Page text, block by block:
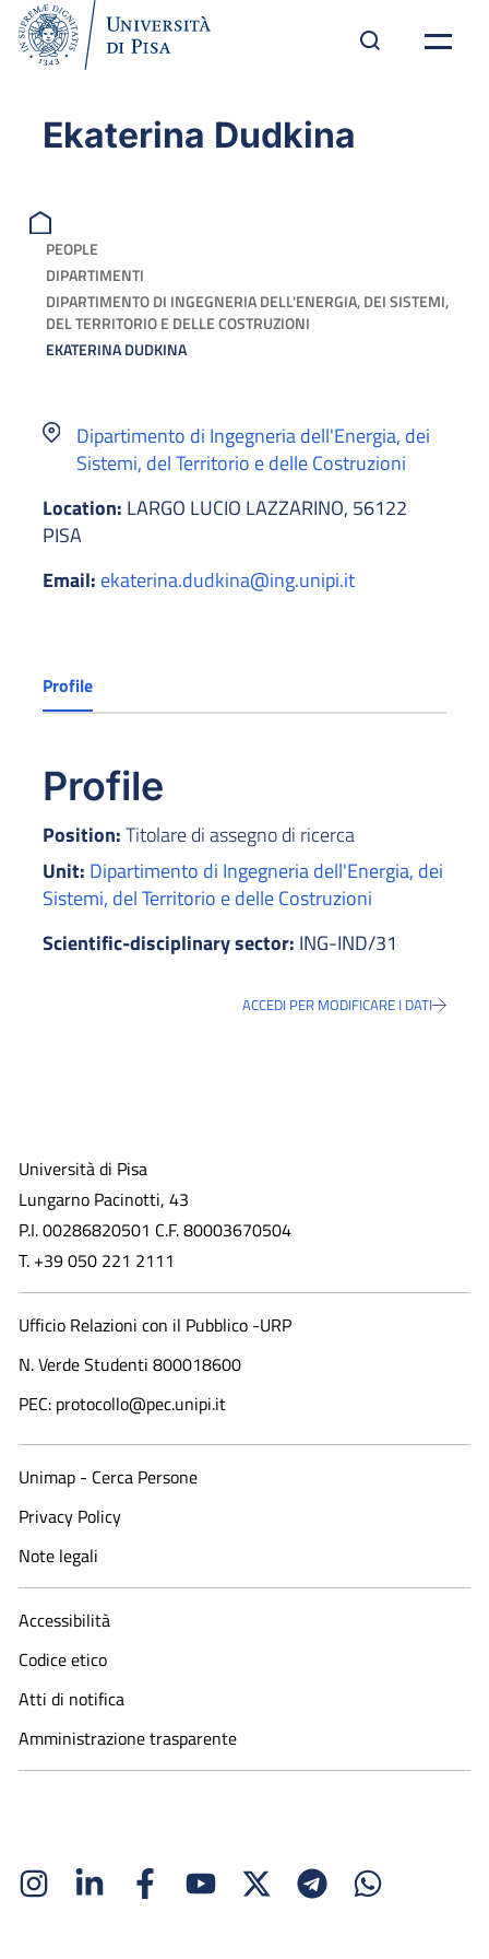
Ekaterina Dudkina
PEOPLE
DIPARTIMENTI
DIPARTIMENTO DI INGEGNERIA DELL'ENERGIA, DEI SISTEMI,
DEL TERRITORIO E DELLE COSTRUZIONI
EKATERINA DUDKINA
Dipartimento di Ingegneria dell'Energia, dei
Sistemi, del Territorio e delle Costruzioni
Location: LARGO LUCIO LAZZARINO, 56122
PISA
Email: ekaterina.dudkina@ing.unipi.it
Profile
Profile
Position:Titolare di assegno di ricerca
Unit: Dipartimento di Ingegneria dell'Energia, dei
Sistemi, del Territorio e delle Costruzioni
Scientific-disciplinary sector: ING-IND/31
ACCEDI PER MODIFICARE I DATI
Università di Pisa
Lungarno Pacinotti, 43
P.I. 00286820501 C.F. 80003670504
T. +39 050 221 2111
Ufficio Relazioni con il Pubblico -URP
N. Verde Studenti 800018600​
PEC: protocollo@pec.unipi.it
Unimap - Cerca Persone
Privacy Policy
Note legali
Accessibilità
Codice etico
Atti di notifica
Amministrazione trasparente